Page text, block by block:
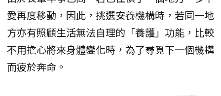
愛再度移動，因此，挑選安養機構時，若同一地
方亦有照顧生活無法自理的「養護」功能，比較
不用擔心將來身體變化時，為了尋覓下一個機構
而疲於奔命。